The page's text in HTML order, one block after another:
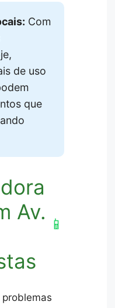
Com
de uso
que
Av. 📱